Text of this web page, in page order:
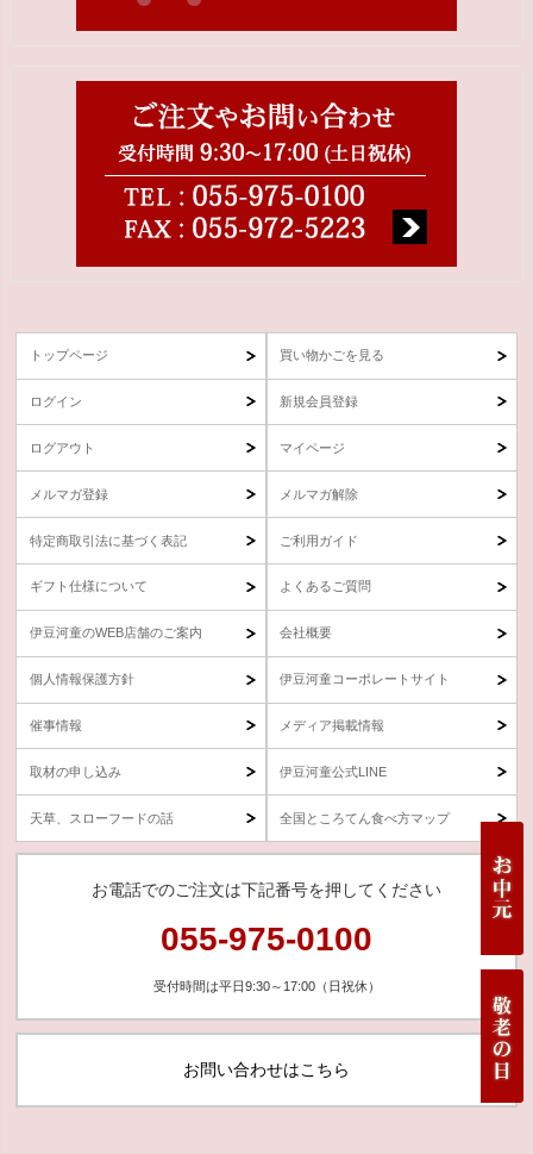
トップページ 買い物かごを見る
ログイン 新規会員登録
ログアウト マイページ
メルマガ登録 メルマガ解除
特定商取引法に基づく表記 ご利用ガイド
ギフト仕様について よくあるご質問
伊豆河童のWEB店舗のご案内 会社概要
個人情報保護方針 伊豆河童コーポレートサイト
催事情報 メディア掲載情報
取材の申し込み 伊豆河童公式LINE
天草、スローフードの話 全国ところてん食べ方マップ
お電話でのご注文は下記番号を押してください
055-975-0100
受付時間は平日9:30～17:00（日祝休）
お問い合わせはこちら